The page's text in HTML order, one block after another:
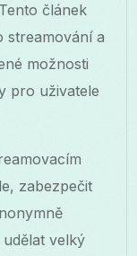
článek
streamování a
možnosti
pro uživatele
zabezpečit
velký